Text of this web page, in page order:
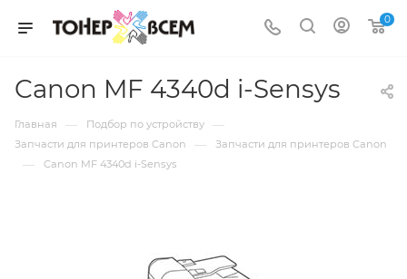
0
Canon MF 4340d i-Sensys
Главная — Подбор по устройству —
Запчасти для принтеров Canon — Запчасти для принтеров Canon
— Canon MF 4340d i-Sensys